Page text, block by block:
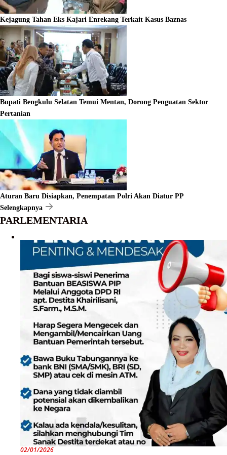
Kejagung Tahan Eks Kajari Enrekang Terkait Kasus Baznas
Bupati Bengkulu Selatan Temui Mentan, Dorong Penguatan Sektor
Pertanian
Aturan Baru Disiapkan, Penempatan Polri Akan Diatur PP
Selengkapnya
PARLEMENTARIA
02/01/2026